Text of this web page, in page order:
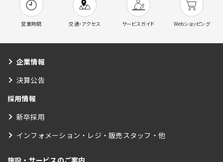
営業時間 交通・アクセス サービスガイド Webショッピング
企業情報
決算公告
採用情報
新卒採用
インフォメーション・レジ・販売スタッフ・他
施設・サービスのご案内